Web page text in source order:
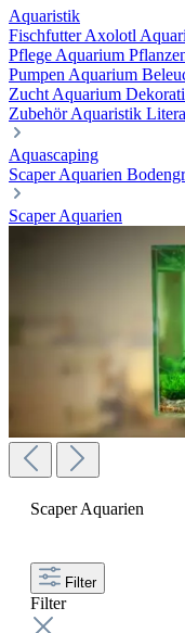
Aquaristik
FischfutterAxolotl
Pflege Aquarium
Pumpen Aquarium
Zucht Aquarium
ZubehörAquaristik
Aquascaping
Scaper Aquarien
Scaper Aquarien
Scaper Aquarien
Filter
Filter